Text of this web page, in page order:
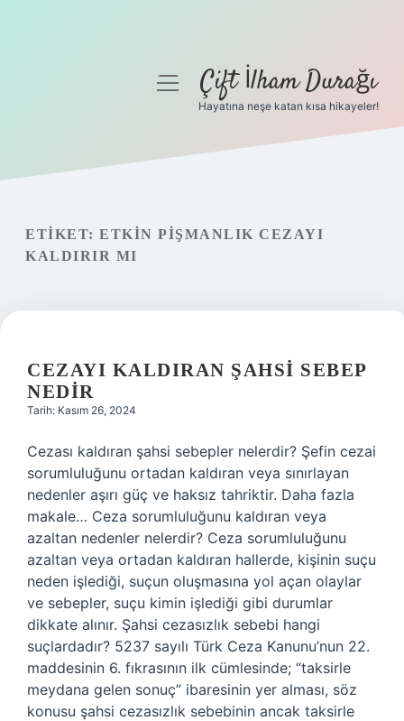
Gizlilik Politikası
Hakkımızda
menüyüÇift İlham Durağı
Hayatına neşe katan kısa hikayeler!
ETIKET: ETKIN PIŞMANLIK CEZAYI
KALDIRIR MI
CEZAYI KALDIRAN ŞAHSI SEBEP
NEDIR
Tarih: Kasım 26, 2024
Cezası kaldıran şahsi sebepler nelerdir? Şefin cezai
sorumluluğunu ortadan kaldıran veya sınırlayan
nedenler aşırı güç ve haksız tahriktir. Daha fazla
makale… Ceza sorumluluğunu kaldıran veya
azaltan nedenler nelerdir? Ceza sorumluluğunu
azaltan veya ortadan kaldıran hallerde, kişinin suçu
neden işlediği, suçun oluşmasına yol açan olaylar
ve sebepler, suçu kimin işlediği gibi durumlar
dikkate alınır. Şahsi cezasızlık sebebi hangi
suçlardadır? 5237 sayılı Türk Ceza Kanunu’nun 22.
maddesinin 6. fıkrasının ilk cümlesinde; “taksirle
meydana gelen sonuç” ibaresinin yer alması, söz
konusu şahsi cezasızlık sebebinin ancak taksirle